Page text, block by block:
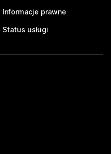
Informacje prawne
Status usługi